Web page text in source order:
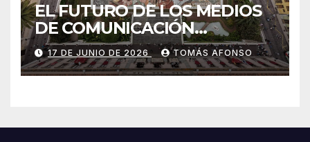
EL FUTURO DE LOS MEDIOS
DE COMUNICACIÓN
PRESENTES EN LAS
ALFOMBRAS DE LA OCTAVA
DEL CORPUS CHRISTI 2026
17 DE JUNIO DE 2026 TOMÁS AFONSO